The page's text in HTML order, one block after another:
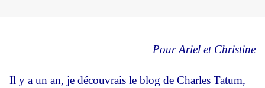
Pour Ariel et Christine
Il y a un an, je découvrais le blog de Charles Tatum,